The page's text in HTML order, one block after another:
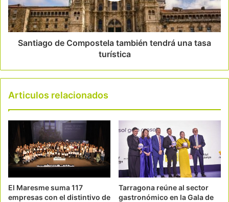
Santiago de Compostela también tendrá una tasa
turística
Articulos relacionados
El Maresme suma 117
empresas con el distintivo de
Tarragona reúne al sector
gastronómico en la Gala de